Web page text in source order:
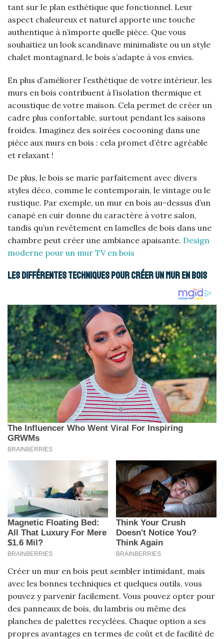
tant sur le plan esthétique que fonctionnel. Leur
aspect chaleureux et naturel apporte une touche
authentique à n’importe quelle pièce. Que vous
souhaitiez un look scandinave minimaliste ou un style
chalet montagnard, le bois s’adapte à vos envies.
En plus d’améliorer l’esthétique de votre intérieur, les
murs en bois contribuent à l’isolation thermique et
acoustique de votre maison. Cela permet de créer un
cadre plus confortable, surtout pendant les saisons
froides. Imaginez des soirées cocooning dans une
pièce aux murs en bois : cela promet d’être agréable
et relaxant !
De plus, le bois se marie parfaitement avec divers
styles déco, comme le contemporain, le vintage ou le
rustique. Par exemple, un mur en bois au-dessus d’un
canapé en cuir donne du caractère à votre salon,
tandis qu’un revêtement en lamelles de bois dans une
chambre peut créer une ambiance apaisante. Design
moderne pour un mur TV en bois
Les différentes techniques pour créer un mur en bois
Créer un mur en bois peut sembler intimidant, mais
avec les bonnes techniques et quelques outils, vous
pouvez y parvenir facilement. Vous pouvez opter pour
des panneaux de bois, du lambris ou même des
planches de palettes recyclées. Chaque option a ses
propres avantages en termes de coût et de facilité de